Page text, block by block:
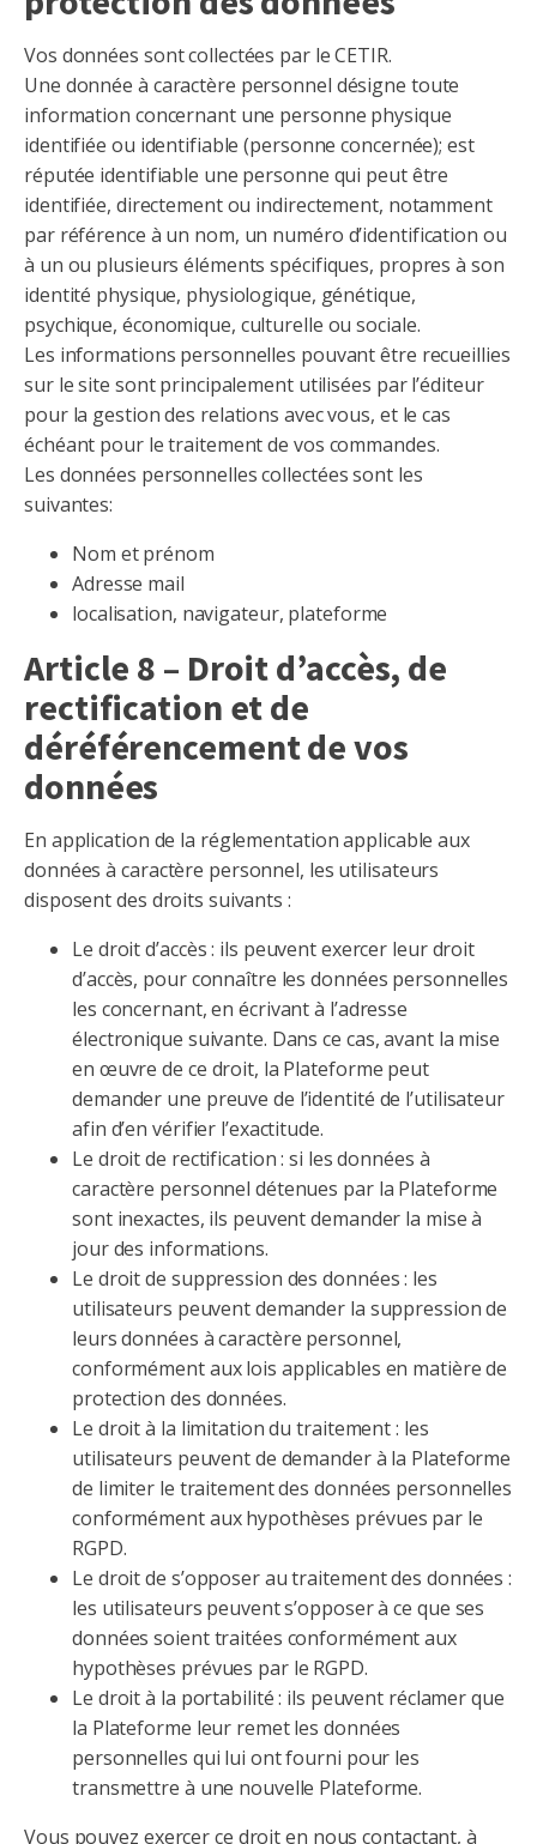
Vos données sont collectées par le CETIR.
Une donnée à caractère personnel désigne toute
information concernant une personne physique
identifiée ou identifiable (personne concernée); est
réputée identifiable une personne qui peut être
identifiée, directement ou indirectement, notamment
par référence à un nom, un numéro d’identification ou
à un ou plusieurs éléments spécifiques, propres à son
identité physique, physiologique, génétique,
psychique, économique, culturelle ou sociale.
Les informations personnelles pouvant être recueillies
sur le site sont principalement utilisées par l’éditeur
pour la gestion des relations avec vous, et le cas
échéant pour le traitement de vos commandes.
Les données personnelles collectées sont les
suivantes:
Nom et prénom
Adresse mail
localisation, navigateur, plateforme
Article 8 – Droit d’accès, de
rectification et de
déréférencement de vos
données
En application de la réglementation applicable aux
données à caractère personnel, les utilisateurs
disposent des droits suivants :
Le droit d’accès : ils peuvent exercer leur droit
d’accès, pour connaître les données personnelles
les concernant, en écrivant à l’adresse
électronique suivante. Dans ce cas, avant la mise
en œuvre de ce droit, la Plateforme peut
demander une preuve de l’identité de l’utilisateur
afin d’en vérifier l’exactitude.
Le droit de rectification : si les données à
caractère personnel détenues par la Plateforme
sont inexactes, ils peuvent demander la mise à
jour des informations.
Le droit de suppression des données : les
utilisateurs peuvent demander la suppression de
leurs données à caractère personnel,
conformément aux lois applicables en matière de
protection des données.
Le droit à la limitation du traitement : les
utilisateurs peuvent de demander à la Plateforme
de limiter le traitement des données personnelles
conformément aux hypothèses prévues par le
RGPD.
Le droit de s’opposer au traitement des données :
les utilisateurs peuvent s’opposer à ce que ses
données soient traitées conformément aux
hypothèses prévues par le RGPD.
Le droit à la portabilité : ils peuvent réclamer que
la Plateforme leur remet les données
personnelles qui lui ont fourni pour les
transmettre à une nouvelle Plateforme.
Vous pouvez exercer ce droit en nous contactant, à